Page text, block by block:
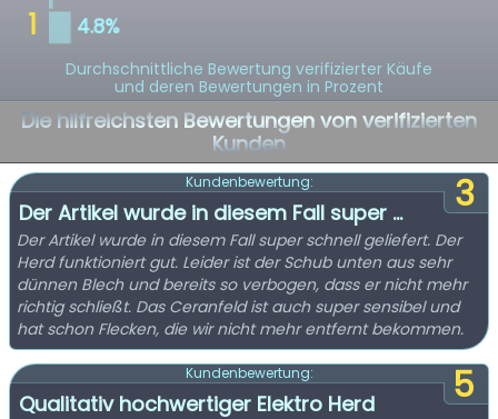
Durchschnittliche Bewertung verifizierter Käufe
und deren Bewertungen in Prozent
Die hilfreichsten Bewertungen von verifizierten
Kunden
3
Kundenbewertung:
Der Artikel wurde in diesem Fall super ...
Der Artikel wurde in diesem Fall super schnell geliefert. Der
Herd funktioniert gut. Leider ist der Schub unten aus sehr
dünnen Blech und bereits so verbogen, dass er nicht mehr
richtig schließt. Das Ceranfeld ist auch super sensibel und
hat schon Flecken, die wir nicht mehr entfernt bekommen.
5
Kundenbewertung:
Qualitativ hochwertiger Elektro Herd